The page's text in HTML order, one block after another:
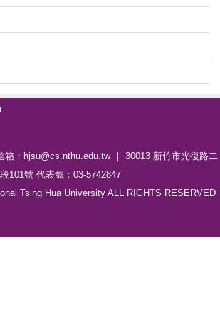
箱：hjsu@cs.nthu.edu.tw ｜ 30013 新竹市光復路二
段101號 代表號：03-5742847
Tsing Hua University ALL RIGHTS RESERVED